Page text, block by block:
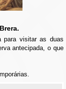
para visitar as duas
antecipada, o que